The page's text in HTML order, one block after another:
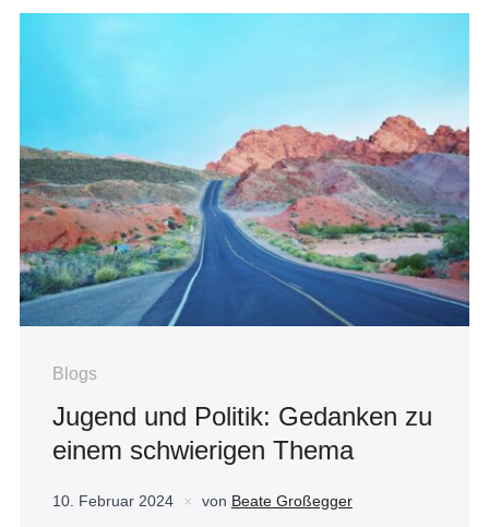
Blogs
Jugend und Politik: Gedanken zu
einem schwierigen Thema
10. Februar 2024 von Beate Großegger